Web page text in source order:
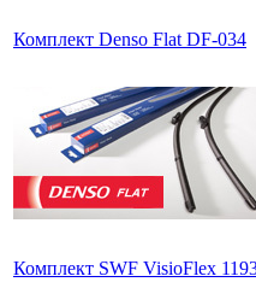
Комплект Denso Flat DF-034
Комплект SWF VisioFlex